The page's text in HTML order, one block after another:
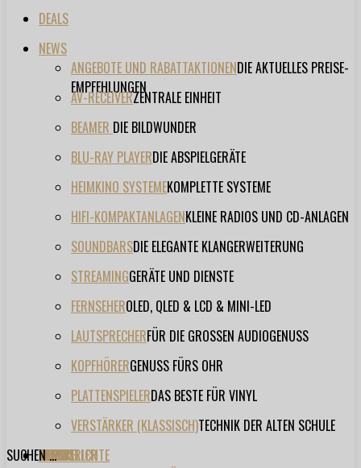
DEALS
NEWS
ANGEBOTE UND RABATTAKTIONENDIE AKTUELLES PREISE-
EMPFEHLUNGEN
AV-RECEIVERZENTRALE EINHEIT
BEAMER DIE BILDWUNDER
BLU-RAY PLAYERDIE ABSPIELGERÄTE
HEIMKINO SYSTEMEKOMPLETTE SYSTEME
HIFI-KOMPAKTANLAGENKLEINE RADIOS UND CD-ANLAGEN
SOUNDBARSDIE ELEGANTE KLANGERWEITERUNG
STREAMINGGERÄTE UND DIENSTE
FERNSEHEROLED, QLED & LCD & MINI-LED
LAUTSPRECHERFÜR DIE GROSSEN AUDIOGENUSS
KOPFHÖRERGENUSS FÜRS OHR
PLATTENSPIELERDAS BESTE FÜR VINYL
VERSTÄRKER (KLASSISCH)TECHNIK DER ALTEN SCHULE
TESTBERICHTE
FORUM
FILME
VIDEOS
HERSTELLER
EVENT
SUCHEN ...